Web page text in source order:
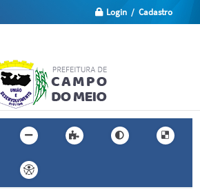
Login / Cadastro